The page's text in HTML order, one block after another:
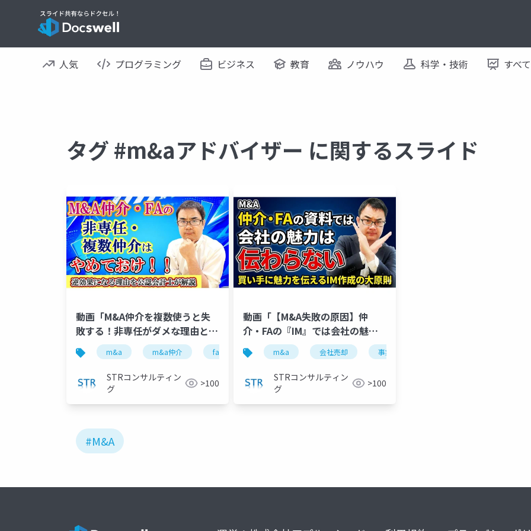
人気 プログラミング ビジネス 教育 ノウハウ 科学・技術 すべ
タグ #m&aアドバイザー に関するスライド
動画「M&A仲介を複数使うと失
敗する！非専任がダメな理由と専
任のリスクの防ぎ方」で投影した
スライド
m&a m&a仲介 fa 非専任 専任契約 非専任複数仲介
STRコンサルティン
グ
>100
動画「【M&A失敗の原因】仲
介・FAの『IM』では会社の魅力
が伝わらない！公認会計士が解
説」で投影したスライド
m&a 会社売却 事業承継
STRコンサルティン
グ
>100
#M&A